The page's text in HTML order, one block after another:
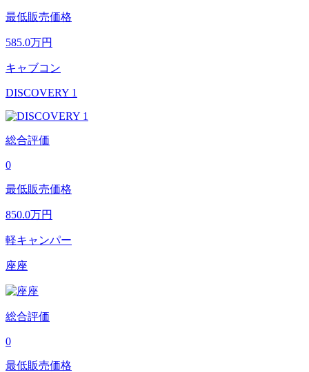
最低販売価格
585.0万円
キャブコン
DISCOVERY 1
総合評価
0
最低販売価格
850.0万円
軽キャンパー
座座
総合評価
0
最低販売価格